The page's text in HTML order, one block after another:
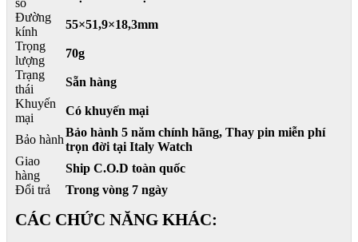
số
Đường
kính
55×51,9×18,3mm
Trọng
lượng
70g
Trạng
thái
Sẵn hàng
Khuyến
mại
Có khuyến mại
Bảo hành
Bảo hành 5 năm chính hãng, Thay pin miễn phí
trọn đời tại Italy Watch
Giao
hàng
Ship C.O.D toàn quốc
Đổi trả
Trong vòng 7 ngày
CÁC CHỨC NĂNG KHÁC: